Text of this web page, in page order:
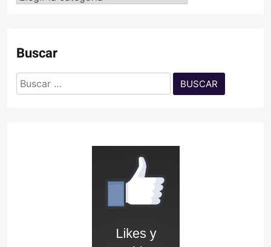
Buscar
Buscar: